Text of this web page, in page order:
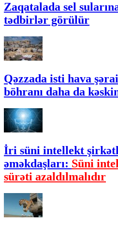
Zaqatalada sel
tədbirlər görülür
Qəzzada isti hava
böhranı daha da
İri süni intellekt
əməkdaşları: Süni
sürəti azaldılmalıdır